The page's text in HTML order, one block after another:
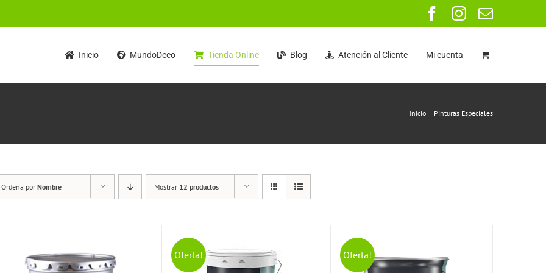
Facebook
Instagram
Correo
Inicio MundoDeco Tienda Online Blog Atención al Cliente Mi cuenta
Inicio Pinturas Especiales
Ordena porNombre Mostrar 12 productos
Oferta! Oferta!